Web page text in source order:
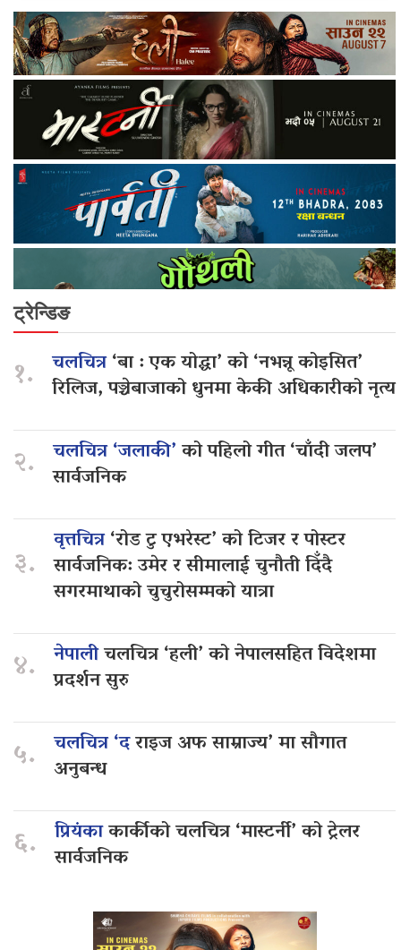
ट्रेन्डिङ
१. चलचित्र‘बा : एक योद्धा’ को ‘नभन्नू कोइसित’
रिलिज, पञ्चेबाजाको धुनमा केकी अधिकारीको नृत्य
२. चलचित्र ‘जलाकी’को पहिलो गीत ‘चाँदी जलप’
सार्वजनिक
३.
वृत्तचित्र‘रोड टु एभरेस्ट’ को टिजर र पोस्टर
सार्वजनिक: उमेर र सीमालाई चुनौती दिँदै
सगरमाथाको चुचुरोसम्मको यात्रा
४. नेपालीचलचित्र ‘हली’ को नेपालसहित विदेशमा
प्रदर्शन सुरु
५. चलचित्र ‘दराइज अफ साम्राज्य’ मा सौगात
अनुबन्ध
६. प्रियंकाकार्कीको चलचित्र ‘मास्टर्नी’ को ट्रेलर
सार्वजनिक